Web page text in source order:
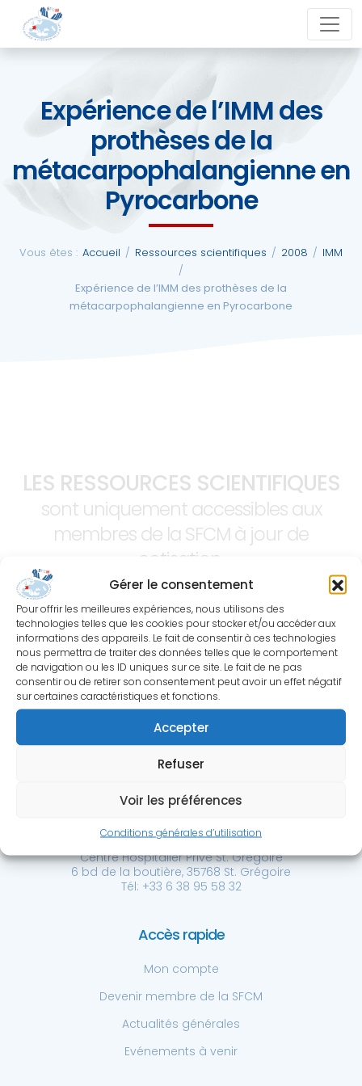
Gérer le consentement
Pour offrir les meilleures expériences, nous utilisons des
technologies telles que les cookies pour stocker et/ou accéder aux
informations des appareils. Le fait de consentir à ces technologies
nous permettra de traiter des données telles que le comportement
de navigation ou les ID uniques sur ce site. Le fait de ne pas
consentir ou de retirer son consentement peut avoir un effet négatif
sur certaines caractéristiques et fonctions.
Accepter
Refuser
Voir les préférences
Conditions générales d’utilisation
Expérience de l’IMM des
prothèses de la
métacarpophalangienne en
Pyrocarbone
Vous êtes : Accueil / Ressources scientifiques / 2008 / IMM
/
Expérience de l’IMM des prothèses de la
métacarpophalangienne en Pyrocarbone
LES RESSOURCES SCIENTIFIQUES
sont uniquement accessibles aux
membres de la SFCM à jour de
cotisation.
Chirurgie de la Main
Centre Hospitalier Privé St. Grégoire
6 bd de la boutière, 35768 St. Grégoire
Tél: +33 6 38 95 58 32
Accès rapide
Mon compte
Devenir membre de la SFCM
Actualités générales
Evénements à venir
close
Actualités
Formations